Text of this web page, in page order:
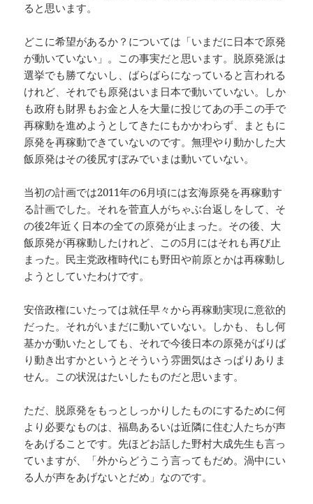
ると思います。
どこに希望があるか？については「いまだに日本で原発
が動いていない」。この事実だと思います。脱原発派は
選挙でも勝てないし、ばらばらになっていると言われる
けれど、それでも原発はいま日本で動いていない。しか
も政府も財界もお金と人を大量に投じてあの手この手で
再稼動を進めようとしてきたにもかかわらず、まともに
原発を再稼動できていないのです。無理やり動かした大
飯原発はその後尻すぼみでいまは動いていない。
当初の計画では2011年の6月頃には玄海原発を再稼動す
る計画でした。それを菅直人がちゃぶ台返しをして、そ
の後2年近く日本の全ての原発が止まった。その後、大
飯原発が再稼動したけれど、この5月にはそれも再び止
まった。民主党政権時代にも野田や前原とかは再稼動し
ようとしていたわけです。
安倍政権にいたっては就任早々から再稼動実現に意欲的
だった。それがいまだに動いていない。しかも、もし何
基かが動いたとしても、それで今後日本の原発がばりば
り動き出すかというとそういう雰囲気はさっぱりありま
せん。この状況はたいしたものだと思います。
ただ、脱原発をもっとしっかりしたものにするために何
より必要なものは、福島あるいは近隣に住む人たちが声
をあげることです。先ほどお話した野村大成先生も言っ
ていますが、「外からどうこう言ってもだめ。渦中にい
る人が声をあげないとだめ」なのです。